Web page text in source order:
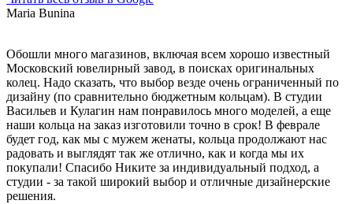
Maria Bunina
Обошли много магазинов, включая всем хорошо известный
Московский ювелирный завод, в поисках оригинальных
колец. Надо сказать, что выбор везде очень ограниченный по
дизайну (по сравнительно бюджетным кольцам). В студии
Васильев и Кулагин нам понравилось много моделей, а еще
наши кольца на заказ изготовили точно в срок! В феврале
будет год, как мы с мужем женаты, кольца продолжают нас
радовать и выглядят так же отлично, как и когда мы их
покупали! Спасибо Никите за индивидуальный подход, а
студии - за такой широкий выбор и отличные дизайнерские
решения.